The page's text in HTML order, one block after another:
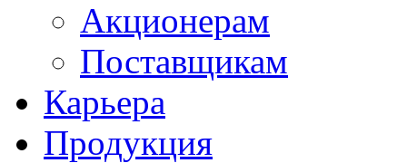
Акционерам
Поставщикам
Карьера
Продукция